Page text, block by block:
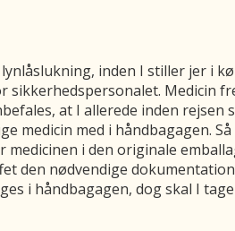
inden I stiller jer i
sikkerhedspersonalet. Medicin
at I allerede inden rejsen
medicin med i håndbagagen.
i den originale
den nødvendige
i håndbagagen, dog skal I